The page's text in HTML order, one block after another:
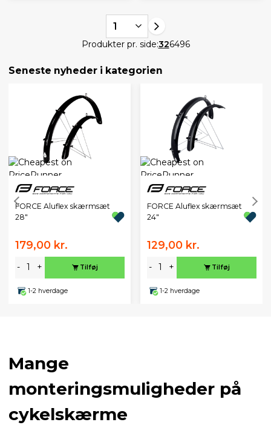
1
Produkter pr. side:326496
Seneste nyheder i kategorien
FORCE Aluflex skærmsæt
28"
179,00 kr.
- + Tilføj
1-2 hverdage
FORCE Aluflex skærmsæt
24"
129,00 kr.
- + Tilføj
1-2 hverdage
Mange
monteringsmuligheder på
cykelskærme